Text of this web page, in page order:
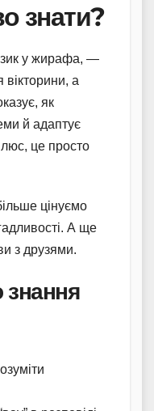
знати?
у жирафа, —
вікторини, а
як
й адаптує
це просто
цінуємо
А ще
з друзями.
знання